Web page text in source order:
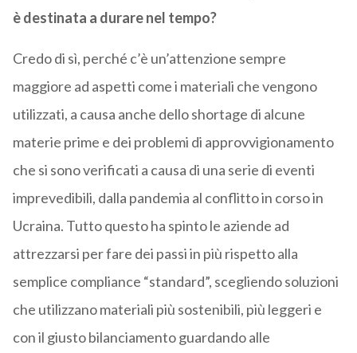
è destinata a durare nel tempo?
Credo di sì, perché c’è un’attenzione sempre
maggiore ad aspetti come i materiali che vengono
utilizzati, a causa anche dello shortage di alcune
materie prime e dei problemi di approvvigionamento
che si sono verificati a causa di una serie di eventi
imprevedibili, dalla pandemia al conflitto in corso in
Ucraina. Tutto questo ha spinto le aziende ad
attrezzarsi per fare dei passi in più rispetto alla
semplice compliance “standard”, scegliendo soluzioni
che utilizzano materiali più sostenibili, più leggeri e
con il giusto bilanciamento guardando alle